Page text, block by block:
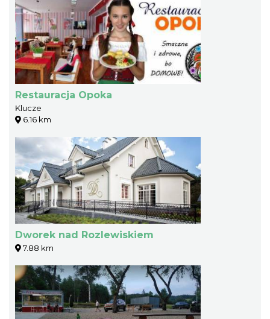
Restauracja Opoka
Klucze
6.16 km
Dworek nad Rozlewiskiem
7.88 km